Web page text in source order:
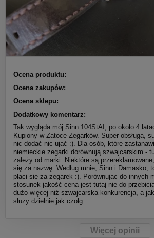
Ocena produktu:
Ocena zakupów:
Ocena sklepu:
Dodatkowy komentarz:
Tak wygląda mój Sinn 104StAI, po około 4
Kupiony w Zatoce Zegarków. Super obsługa,
nic dodać nic ująć :). Dla osób, które
niemieckie zegarki dorównują szwajcarskim -
zależy od marki. Niektóre są
się za nazwę. Według mnie, Sinn i Damasko,
płaci się za zegarek :). Porównując do innych
stosunek jakość cena jest tutaj nie do
dużo więcej niż szwajcarska konkurencja, a
służy dzielnie jak czołg.
Więcej opinii